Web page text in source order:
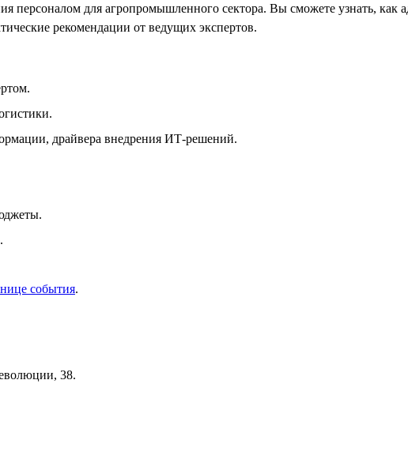
персоналом для агропромышленного сектора. Вы сможете узнать, как
рекомендации от ведущих экспертов.
драйвера внедрения ИТ-решений.
события.
38.